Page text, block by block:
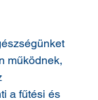
működnek,
a fűtési és